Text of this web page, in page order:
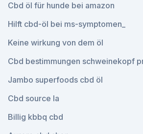
Cbd öl für hunde bei amazon
Hilft cbd-öl bei ms-symptomen_
Keine wirkung von dem öl
Cbd bestimmungen schweinekopf
Jambo superfoods cbd öl
Cbd source la
Billig kbbq cbd